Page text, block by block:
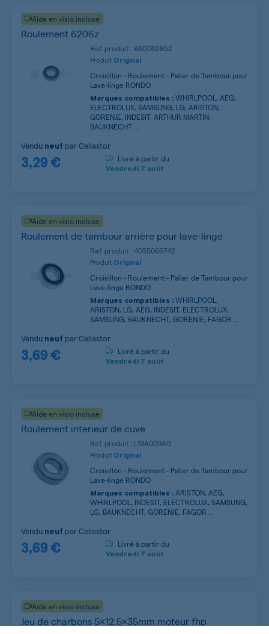
Aide en visio incluse
Roulement 6206z
Ref. produit : AS0062852
Produit Original
Croisillon - Roulement - Palier de Tambour pour
Lave-linge RONDO
Marques compatibles : WHIRLPOOL, AEG,
ELECTROLUX, SAMSUNG, LG, ARISTON,
GORENJE, INDESIT, ARTHUR MARTIN,
BAUKNECHT ...
3,29 €
Vendu neuf parCellastor
Livré à partir du
Vendredi 7 août
Aide en visio incluse
Roulement de tambour arrière pour lave-linge
Ref. produit : 4055066742
Produit Original
Croisillon - Roulement - Palier de Tambour pour
Lave-linge RONDO
Marques compatibles : WHIRLPOOL,
ARISTON, LG, AEG, INDESIT, ELECTROLUX,
SAMSUNG, BAUKNECHT, GORENJE, FAGOR ...
3,69 €
Vendu neuf parCellastor
Livré à partir du
Vendredi 7 août
Aide en visio incluse
Roulement interieur de cuve
Ref. produit : L19A009A0
Produit Original
Croisillon - Roulement - Palier de Tambour pour
Lave-linge RONDO
Marques compatibles : ARISTON, AEG,
WHIRLPOOL, INDESIT, ELECTROLUX, SAMSUNG,
LG, BAUKNECHT, GORENJE, FAGOR ...
3,69 €
Vendu neuf parCellastor
Livré à partir du
Vendredi 7 août
Aide en visio incluse
Jeu de charbons 5x12,5x35mm moteur fhp